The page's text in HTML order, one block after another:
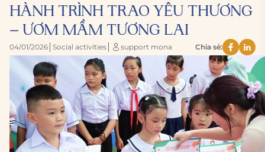
HÀNH TRÌNH TRAO YÊU THƯƠNG
– ƯƠM MẦM TƯƠNG LAI
04/01/2026 Social activities support mona Chia sẻ: